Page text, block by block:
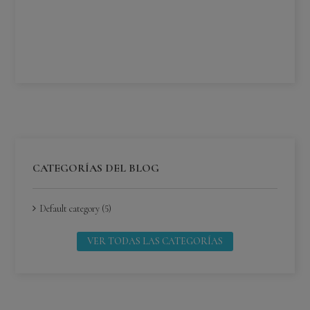
CATEGORÍAS DEL BLOG
Default category (5)
VER TODAS LAS CATEGORÍAS